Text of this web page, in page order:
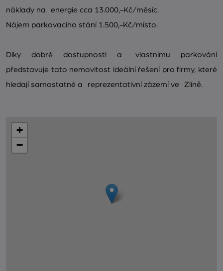
náklady na energie cca 13.000,-Kč/měsíc.
Nájem parkovacího stání 1.500,-Kč/místo.
Díky dobré dostupnosti a vlastnímu parkování
představuje tato nemovitost ideální řešení pro firmy, které
hledají samostatné a reprezentativní zázemí ve Zlíně.
+
−